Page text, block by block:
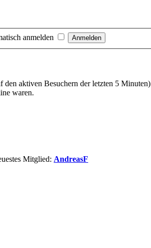
anmelden
den aktiven Besuchern der letzten 5 Minuten)
waren.
Mitglied: AndreasF